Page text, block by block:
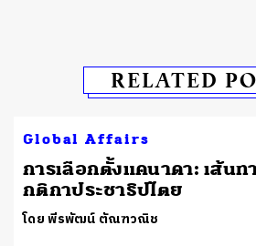
RELATED
Global Affairs
การเลือกตั้งแคนาดา: เส้นท
กติกาประชาธิปไตย
โดย พีรพัฒน์ ตัณฑวณิช